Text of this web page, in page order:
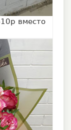
вместо